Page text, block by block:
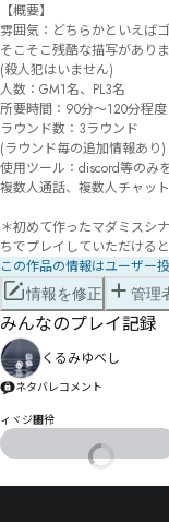
【概要】
雰囲気：どちらかといえば
そこそこ残酷な描写がありま
(殺人犯はいません)
人数：GM1名、PL3名
所要時間：90分～120分程度
ラウンド数：3ラウンド
(ラウンド毎の追加情報あり)
使用ツール：discord等のみ
複数人通話、複数人チャッ
＊初めて作ったマダミスシ
ちでプレイしていただけると
この作品の情報はユーザー
情報を修正 管理
みんなのプレイ記録
くるみゆべし
ネタバレコメント
ィヾジ㄀彾